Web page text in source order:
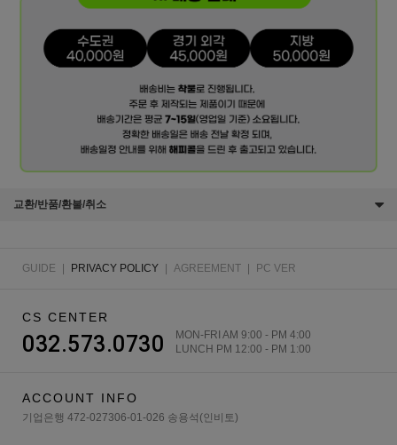
교환/반품/환불/취소
GUIDE PRIVACY POLICY AGREEMENT PC VER
CS CENTER
032.573.0730
MON-FRI AM 9:00 - PM 4:00
LUNCH PM 12:00 - PM 1:00
ACCOUNT INFO
기업은행 472-027306-01-026 송용석(인비토)